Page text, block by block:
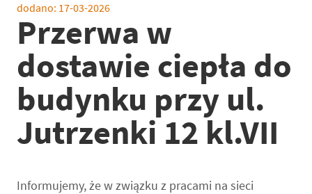
dodano: 17-03-2026
Przerwa w
dostawie ciepła do
budynku przy ul.
Jutrzenki 12 kl.VII
Informujemy, że w związku z pracami na sieci